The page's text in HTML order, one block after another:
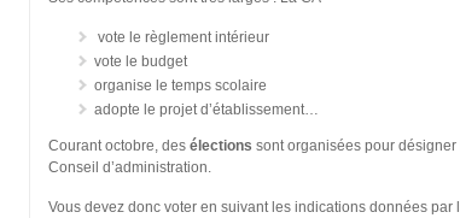
vote le règlement intérieur
vote le budget
organise le temps scolaire
adopte le projet d’établissement…
Courant octobre, des élections sont organisées pour désigner
Conseil d’administration.
Vous devez donc voter en suivant les indications données par